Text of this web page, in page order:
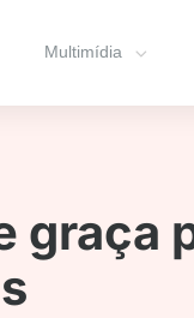
Multimídia
graça